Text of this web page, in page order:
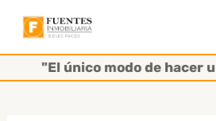
contenido"El único modo de hacer un